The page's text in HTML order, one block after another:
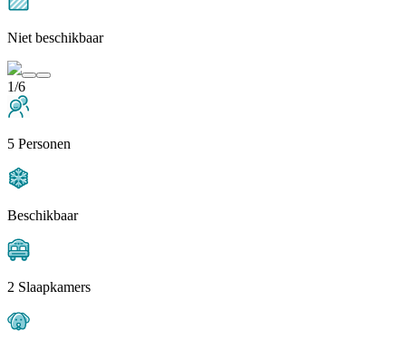
Niet beschikbaar
1/6
5 Personen
Beschikbaar
2 Slaapkamers